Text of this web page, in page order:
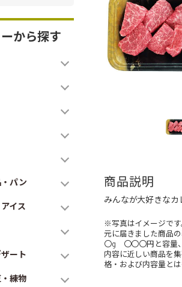
から探す
パン
イス
ート
練物
商品説明
みんなが大好きな
※写真はイメージで
元に届きました商品
〇g 〇〇〇円と容量
内容に近しい商品を
格・および内容量と